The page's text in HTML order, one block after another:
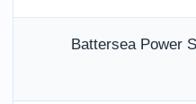
Battersea Power